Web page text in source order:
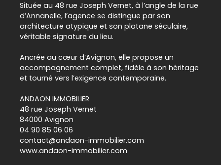
Située au 48 rue Joseph Vernet, à l’angle de la rue
d’Annanelle, l’agence se distingue par son
architecture atypique et son platane séculaire,
véritable signature du lieu.
Ancrée au cœur d’Avignon, elle propose un
accompagnement complet, fidèle à son héritage
et tourné vers l’exigence contemporaine.
ANDAON IMMOBILIER
48 rue Joseph Vernet
84000 Avignon
04 90 85 06 06
contact@andaon-immobilier.com
www.andaon-immobilier.com